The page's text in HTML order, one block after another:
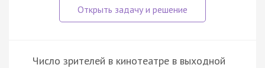
Число зрителей в кинотеатре в выходной